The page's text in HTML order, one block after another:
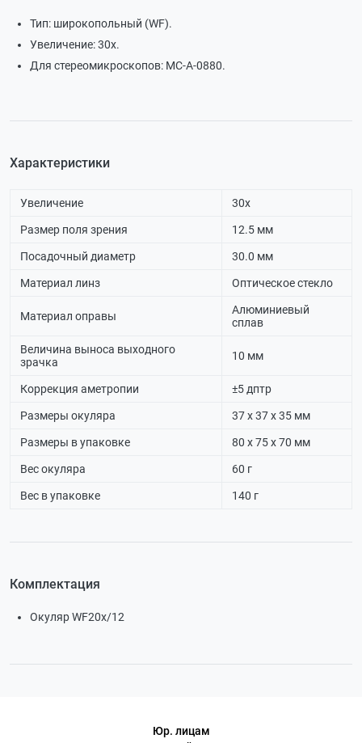
Тип: широкопольный (WF).
Увеличение: 30х.
Для стереомикроскопов: МС-A-0880.
Характеристики
Увеличение 30х
Размер поля зрения 12.5 мм
Посадочный диаметр 30.0 мм
Материал линз Оптическое стекло
Материал оправы
Алюминиевый
сплав
Величина выноса выходного
зрачка
10 мм
Коррекция аметропии ±5 дптр
Размеры окуляра 37 х 37 х 35 мм
Размеры в упаковке 80 х 75 х 70 мм
Вес окуляра 60 г
Вес в упаковке 140 г
Комплектация
Окуляр WF20x/12
Юр. лицам